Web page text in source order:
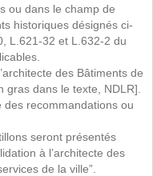
ou dans le champ de
historiques désignés ci-
L.621-32 et L.632-2 du
des Bâtiments de
dans le texte, NDLR].
des recommandations ou
seront présentés
à l’architecte des
de la ville”.